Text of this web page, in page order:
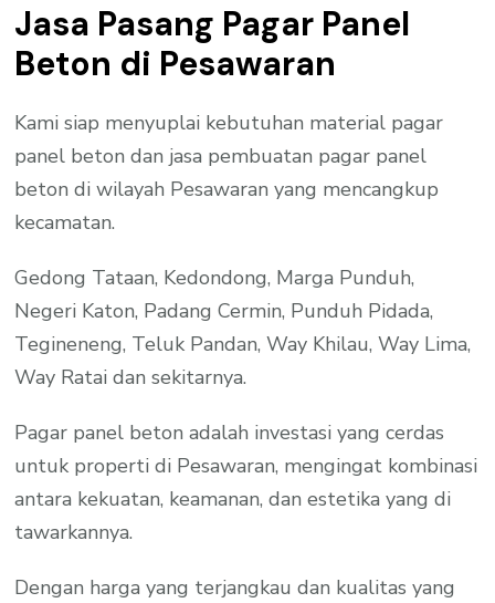
Jasa Pasang Pagar Panel
Beton di Pesawaran
Kami siap menyuplai kebutuhan material pagar
panel beton dan jasa pembuatan pagar panel
beton di wilayah Pesawaran yang mencangkup
kecamatan.
Gedong Tataan, Kedondong, Marga Punduh,
Negeri Katon, Padang Cermin, Punduh Pidada,
Tegineneng, Teluk Pandan, Way Khilau, Way Lima,
Way Ratai dan sekitarnya.
Pagar panel beton adalah investasi yang cerdas
untuk properti di Pesawaran, mengingat kombinasi
antara kekuatan, keamanan, dan estetika yang di
tawarkannya.
Dengan harga yang terjangkau dan kualitas yang